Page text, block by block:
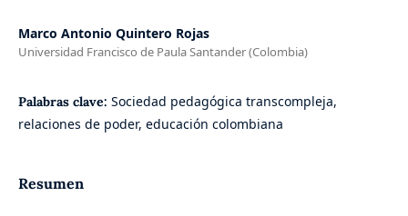
Marco Antonio Quintero Rojas
Universidad Francisco de Paula Santander (Colombia)
Palabras clave: Sociedad pedagógica transcompleja,
relaciones de poder, educación colombiana
Resumen